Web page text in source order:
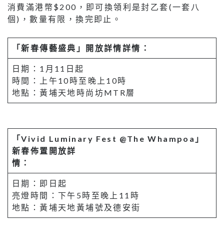
消費滿港幣$200，即可換領利是封乙套(一套八
個)，數量有限，換完即止。
「新春傳藝盛典 」 開放詳情詳情：
日期：1月11日起
時間：上午10時至晚上10時
地點：黃埔天地時尚坊MTR層
「Vivid Luminary Fest @The Whampoa 」
新春佈置開放詳
情：
日期：即日起
亮燈時間：下午5時至晚上11時
地點：黃埔天地黃埔號及德安街